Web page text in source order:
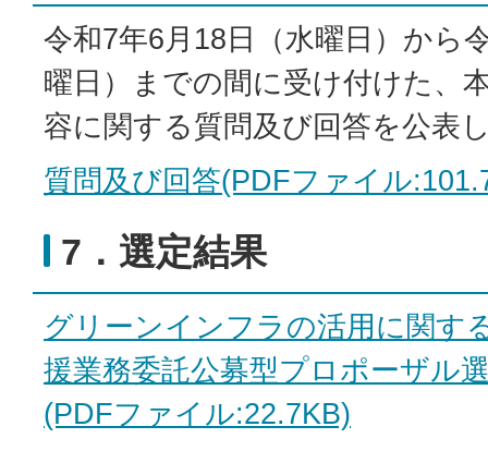
令和7年6月18日（水曜日）から
曜日）までの間に受け付けた、
容に関する質問及び回答を公表
質問及び回答(PDFファイル
7．選定結果
グリーンインフラの活用に関す
援業務委託公募型プロポーザル
(PDFファイル:22.7KB)